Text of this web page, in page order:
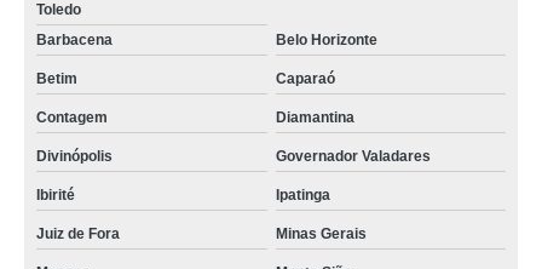
Toledo
Barbacena
Belo Horizonte
Betim Caparaó
Contagem Diamantina
Divinópolis Governador Valadares
Ibirité Ipatinga
Juiz de Fora Minas Gerais